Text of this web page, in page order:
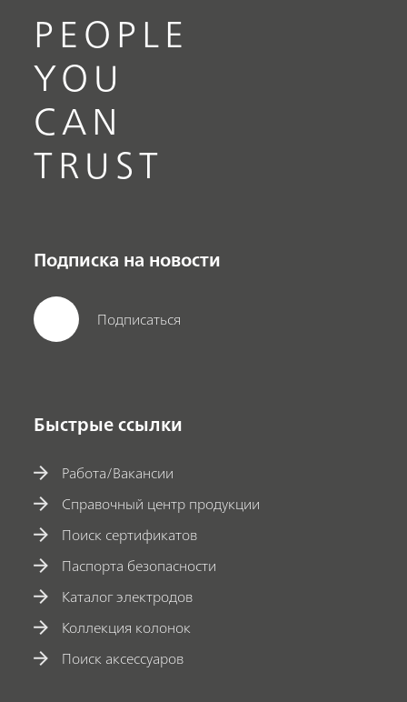
PEOPLE
YOU
CAN
TRUST
Подписка на новости
Подписаться
Быстрые ссылки
Работа/Вакансии
Справочный центр продукции
Поиск сертификатов
Паспорта безопасности
Каталог электродов
Коллекция колонок
Поиск аксессуаров